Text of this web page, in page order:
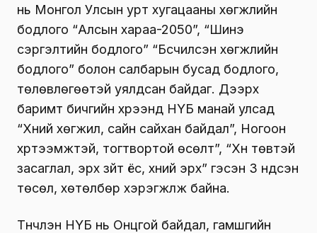
нь Монгол Улсын урт хугацааны хөгжлийн
бодлого “Алсын хараа-2050”, “Шинэ
сэргэлтийн бодлого” “Бүсчилсэн хөгжлийн
бодлого” болон салбарын бусад бодлого,
төлөвлөгөөтэй уялдсан байдаг. Дээрх
баримт бичгийн хүрээнд НҮБ манай улсад
“Хүний хөгжил, сайн сайхан байдал”, Ногоон
хүртээмжтэй, тогтвортой өсөлт”, “Хүн төвтэй
засаглал, эрх зүйт ёс, хүний эрх” гэсэн 3 үндсэн
төсөл, хөтөлбөр хэрэгжүүлж байна.
Түүнчлэн НҮБ нь Онцгой байдал, гамшгийн